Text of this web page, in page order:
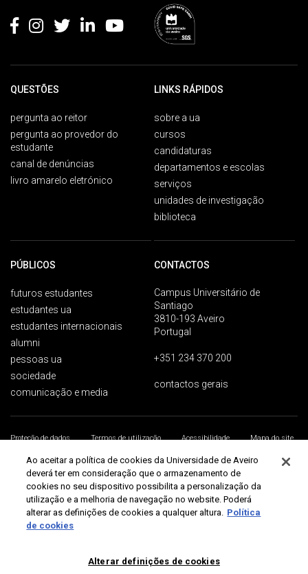
QUESTÕES
pergunta ao reitor
pergunta ao provedor do
estudante
canal de denúncias
livro amarelo eletrónico
LINKS RÁPIDOS
sobre a ua
cursos
candidaturas
departamentos e escolas
serviços
unidades de investigação
biblioteca
PÚBLICOS
futuros estudantes
estudantes ua
estudantes internacionais
alumni
pessoas ua
sociedade
comunicação e media
CONTACTOS
Campus Universitário de
Santiago
3810-193 Aveiro
Portugal
+351 234 370 200
contactos gerais
Proteção de dados Termos de utilização Acessibilidade
Mapa do site
Universidade de Aveiro 2026
Ao aceitar a política de cookies da Universidade de Aveiro
deverá ter em consideração que o armazenamento de
cookies no seu dispositivo possibilita a personalização da
utilização e a melhoria de navegação no website. Poderá
alterar as definições de cookies a qualquer altura. Política
de cookies
Alterar definições de cookies